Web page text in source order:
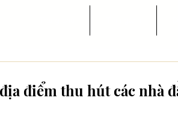
điểm thu hút các nhà